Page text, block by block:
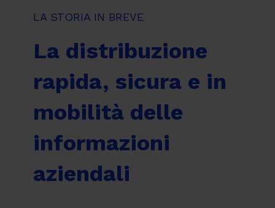
LA STORIA IN BREVE
La distribuzione
rapida, sicura e in
mobilità delle
informazioni
aziendali